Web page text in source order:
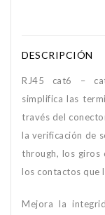
DESCRIPCIÓN
RJ45 cat6 –
simplifica las
través del
la verificación de
through, los giros
los contactos que
Mejora la